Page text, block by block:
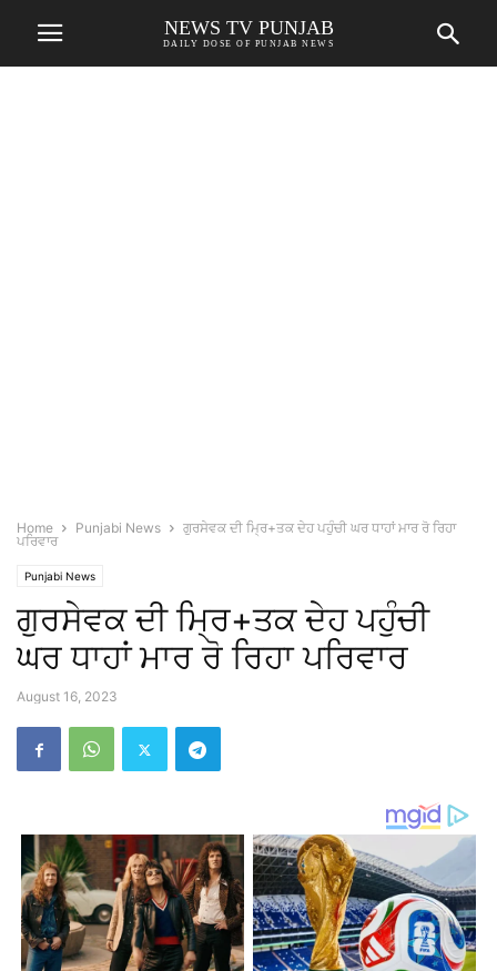
NEWS TV PUNJAB
DAILY DOSE OF PUNJAB NEWS
Home Punjabi News
ਗੁਰਸੇਵਕ ਦੀ ਮ੍ਰਿ+ਤਕ ਦੇਹ ਪਹੁੰਚੀ ਘਰ ਧਾਹਾਂ ਮਾਰ ਰੋ ਰਿਹਾ
ਪਰਿਵਾਰ
Punjabi News
ਗੁਰਸੇਵਕ ਦੀ ਮ੍ਰਿ+ਤਕ ਦੇਹ ਪਹੁੰਚੀ
ਘਰ ਧਾਹਾਂ ਮਾਰ ਰੋ ਰਿਹਾ ਪਰਿਵਾਰ
August 16, 2023